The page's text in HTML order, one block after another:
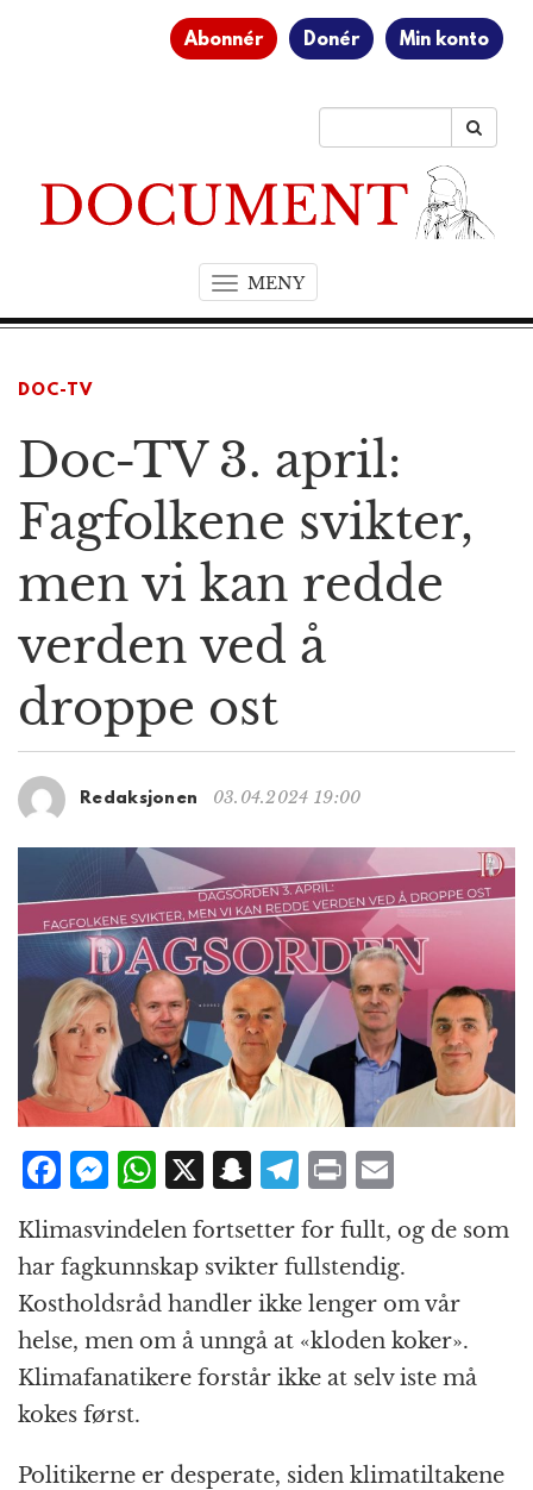
Abonnér Donér Min konto
MENYT
o
a
v
i
a
t
i
o
DOC-TV
Doc-TV 3. april:
Fagfolkene svikter,
men vi kan redde
verden ved å
droppe ost
Redaksjonen 03.04.2024 19:00
F
c
e
b
o
o
k
M
e
ss
e
n
g
e
r
W
h
at
s
A
p
p
X S
a
p
c
h
at
T
el
e
g
r
a
m
P
ri
n
t
ai
l
Klimasvindelen fortsetter for fullt, og de som
har fagkunnskap svikter fullstendig.
Kostholdsråd handler ikke lenger om vår
helse, men om å unngå at «kloden koker».
Klimafanatikere forstår ikke at selv iste må
kokes først.
Politikerne er desperate, siden klimatiltakene